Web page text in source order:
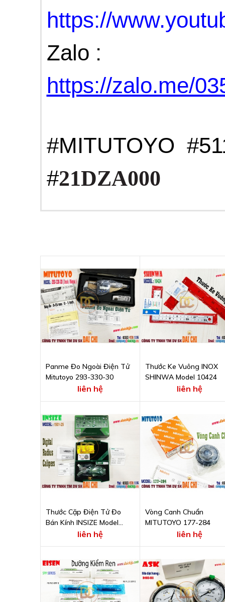
https://
Zalo :
https://zalo.me/
#MITUTOYO
#21DZA000
Panme Đo Ngoài Điện Tử
Mitutoyo 293-330-30
liên hệ
Thước Ke Vuông INOX
SHINWA Model 10424
liên hệ
Thước Cặp Điện Tử Đo
Bán Kính INSIZE Model
liên hệ
Vòng Canh Chuẩn
MITUTOYO 177-284
liên hệ